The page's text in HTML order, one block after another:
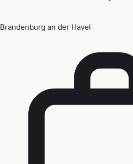
Brandenburg an der Havel